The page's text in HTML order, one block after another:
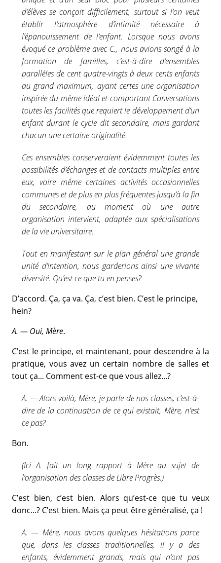
d’élèves se conçoit difficilement, surtout si l’on veut
établir l’atmosphère d’intimité nécessaire à
l’épanouissement de l’enfant. Lorsque nous avons
évoqué ce problème avec C., nous avions songé à la
formation de familles, c’est-à-dire d’ensembles
parallèles de cent quatre-vingts à deux cents enfants
au grand maximum, ayant certes une organisation
inspirée du même idéal et comportant Conversations
toutes les facilités que requiert le développement d’un
enfant durant le cycle dit secondaire, mais gardant
chacun une certaine originalité.
Ces ensembles conserveraient évidemment toutes les
possibilités d’échanges et de contacts multiples entre
eux, voire même certaines activités occasionnelles
communes et de plus en plus fréquentes jusqu’à la fin
du secondaire, au moment où une autre
organisation intervient, adaptée aux spécialisations
de la vie universitaire.
Tout en manifestant sur le plan général une grande
unité d’intention, nous garderions ainsi une vivante
diversité. Qu’est ce que tu en penses?
D’accord. Ça, ça va. Ça, c’est bien. C’est le principe,
hein?
A. — Oui, Mère.
C’est le principe, et maintenant, pour descendre à la
pratique, vous avez un certain nombre de salles et
tout ça... Comment est-ce que vous allez...?
A. — Alors voilà, Mère, je parle de nos classes, c’est-à-
dire de la continuation de ce qui existait, Mère, n’est
ce pas?
Bon.
(Ici A. fait un long rapport à Mère au sujet de
l’organisation des classes de Libre Progrès.)
C’est bien, c’est bien. Alors qu’est-ce que tu veux
donc...? C’est bien. Mais ça peut être généralisé, ça !
A. — Mère, nous avons quelques hésitations parce
que, dans les classes traditionnelles, il y a des
enfants, évidemment grands, mais qui n’ont pas